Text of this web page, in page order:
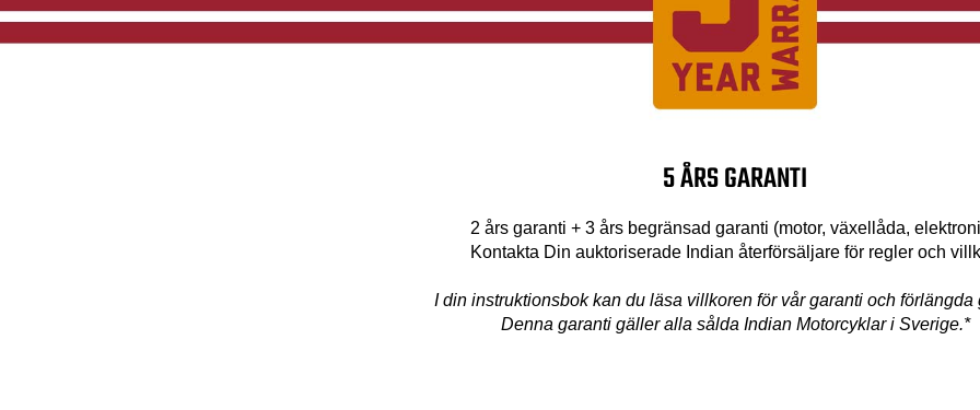
5 ÅRS GARANTI
2 års garanti + 3 års begränsad garanti (motor, växellåda,
Kontakta Din auktoriserade Indian återförsäljare för regler och
I din instruktionsbok kan du läsa villkoren för vår garanti och förlängda
Denna garanti gäller alla sålda Indian Motorcyklar i Sverige.*